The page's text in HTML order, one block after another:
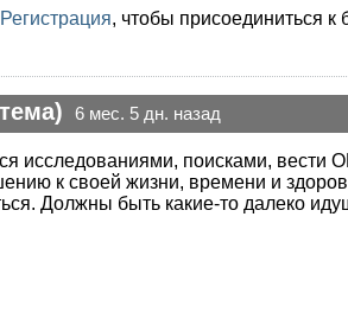
Регистрация, чтобы присоединиться к
6 мес. 5 дн. назад
исследованиями, поисками, вести
к своей жизни, времени и
Должны быть какие-то далеко